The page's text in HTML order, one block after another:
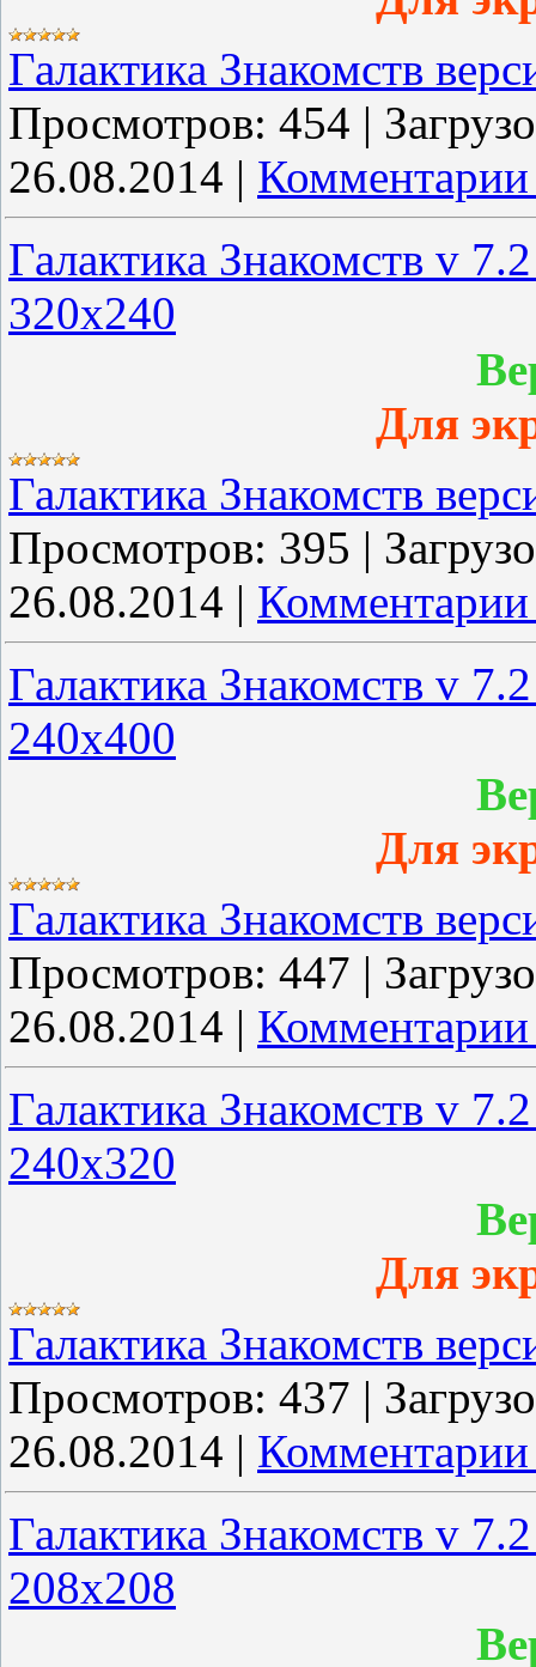
Галактика Знакомств
Просмотров: 454 |
26.08.2014 |
Галактика Знакомств v
320x240
Для
Галактика Знакомств
Просмотров: 395 |
26.08.2014 |
Галактика Знакомств v
240x400
Для
Галактика Знакомств
Просмотров: 447 |
26.08.2014 |
Галактика Знакомств v
240x320
Для
Галактика Знакомств
Просмотров: 437 |
26.08.2014 |
Галактика Знакомств v
208x208